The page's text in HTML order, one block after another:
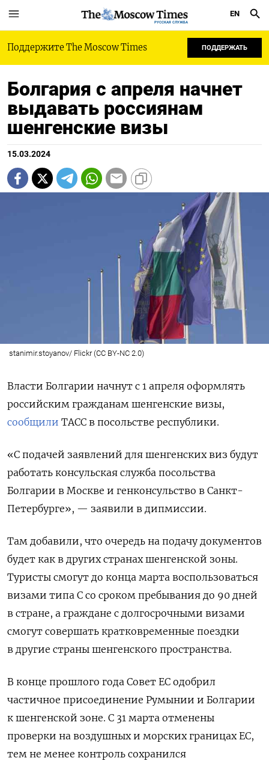
РУССКАЯ СЛУЖБА
EN
Поддержите The Moscow Times ПОДДЕРЖАТЬ
Болгария с апреля начнет
выдавать россиянам
шенгенские визы
15.03.2024
stanimir.stoyanov/ Flickr (CC BY-NC 2.0)
Власти Болгарии начнут с 1 апреля оформлять
российским гражданам шенгенские визы,
сообщили ТАСС в посольстве республики.
«С подачей заявлений для шенгенских виз будут
работать консульская служба посольства
Болгарии в Москве и генконсульство в Санкт-
Петербурге», — заявили в дипмиссии.
Там добавили, что очередь на подачу документов
будет как в других странах шенгенской зоны.
Туристы смогут до конца марта воспользоваться
визами типа С со сроком пребывания до 90 дней
в стране, а граждане с долгосрочными визами
смогут совершать кратковременные поездки
в другие страны шенгенского пространства.
В конце прошлого года Совет ЕС одобрил
частичное присоединение Румынии и Болгарии
к шенгенской зоне. С 31 марта отменены
проверки на воздушных и морских границах ЕС,
тем не менее контроль сохранился